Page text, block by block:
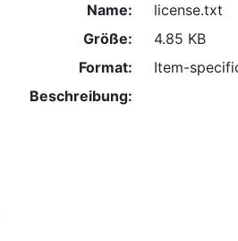
Name:
license.txt
Größe:
4.85 KB
Format:
Item-
Beschreibung: